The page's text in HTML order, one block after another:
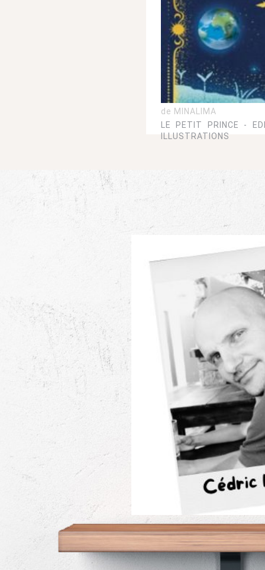
de MINALIMA
LE PETIT PRINCE -
ILLUSTRATIONS